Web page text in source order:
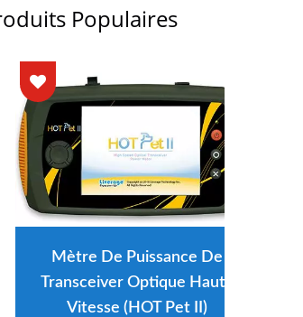
Populaires
Mètre De Puissance De
Transceiver Optique Haute
Vitesse (HOT Pet II)